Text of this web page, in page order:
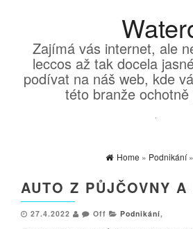
Zajímá vás internet, ale
leccos až tak docela
podívat na náš web, kde
této branže
Home » Podnikání
AUTO Z PŮJČOVNY A
27.4.2022 Off Podnikání,